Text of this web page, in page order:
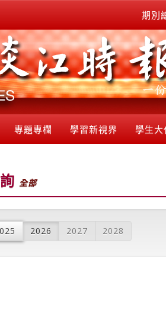
期別
專題專欄 學習新視界 學生大
全部
2026 2027 2028